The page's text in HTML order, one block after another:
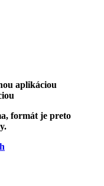
aplikáciou
formát je preto